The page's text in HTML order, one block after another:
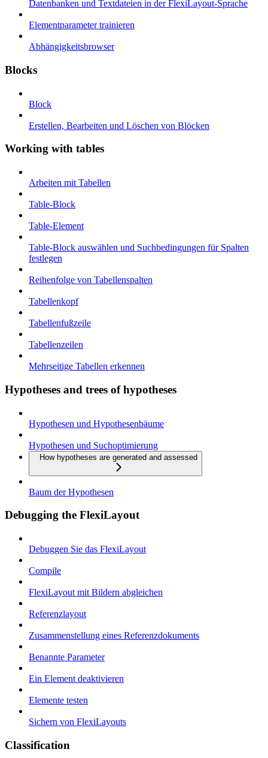
Datenbanken und Textdateien in der FlexiLayout-Sprache
Elementparameter trainieren
Abhängigkeitsbrowser
Blocks
Block
Erstellen, Bearbeiten und Löschen von Blöcken
Working with tables
Arbeiten mit Tabellen
Table-Block
Table-Element
Table-Block auswählen und Suchbedingungen für Spalten
festlegen
Reihenfolge von Tabellenspalten
Tabellenkopf
Tabellenfußzeile
Tabellenzeilen
Mehrseitige Tabellen erkennen
Hypotheses and trees of hypotheses
Hypothesen und Hypothesenbäume
Hypothesen und Suchoptimierung
How hypotheses are generated and assessed
Baum der Hypothesen
Debugging the FlexiLayout
Debuggen Sie das FlexiLayout
Compile
FlexiLayout mit Bildern abgleichen
Referenzlayout
Zusammenstellung eines Referenzdokuments
Benannte Parameter
Ein Element deaktivieren
Elemente testen
Sichern von FlexiLayouts
Classification